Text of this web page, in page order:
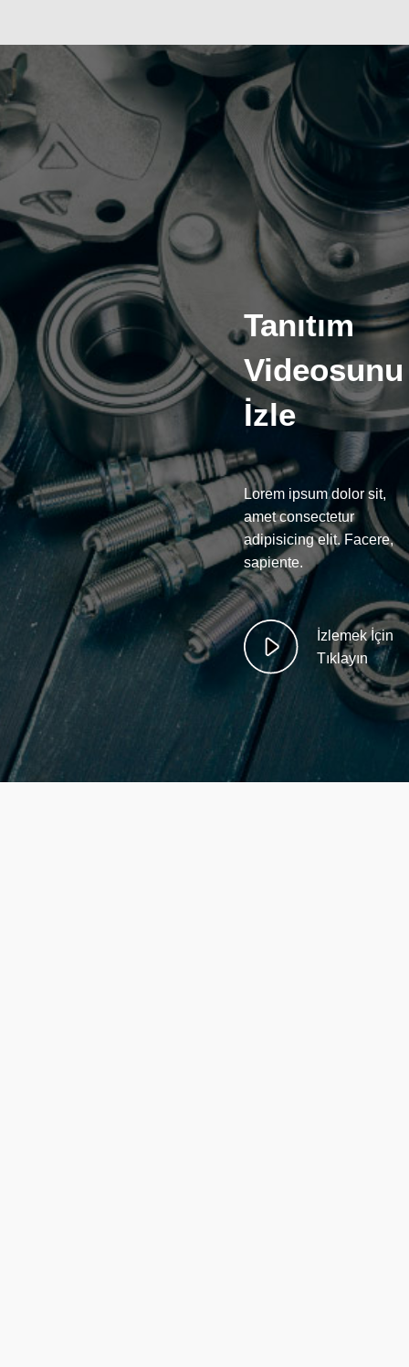
Tanıtım
Videosunu
İzle
Lorem ipsum dolor sit,
amet consectetur
adipisicing elit. Facere,
sapiente.
İzlemek İçin
Tıklayın